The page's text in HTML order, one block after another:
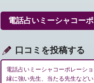
ー
シ
ン
電話占いミーシャコー
口コミを投稿する
電話占いミーシャコーポレーシ
縁に強い先生、当たる先生など